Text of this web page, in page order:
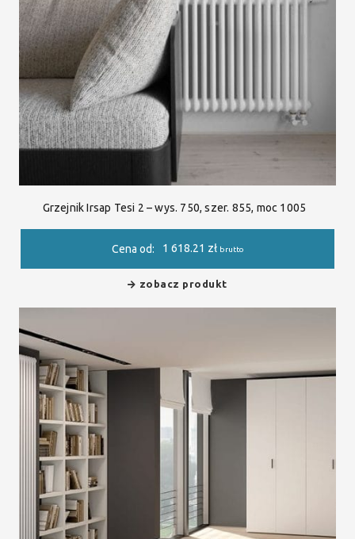
Grzejnik Irsap Tesi 2 – wys. 750, szer. 855, moc 1005
Cena od: 1 618.21 zł brutto
zobacz produkt